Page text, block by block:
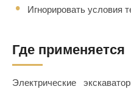
Игнорировать условия
Где применяется
Электрические